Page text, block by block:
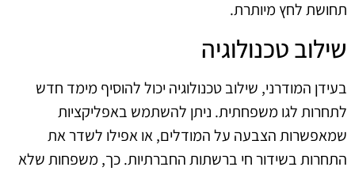
תחושת לחץ מיותרת.
שילוב טכנולוגיה
בעידן המודרני, שילוב טכנולוגיה יכול להוסיף מימד חדש
לתחרות לגו משפחתית. ניתן להשתמש באפליקציות
שמאפשרות הצבעה על המודלים, או אפילו לשדר את
התחרות בשידור חי ברשתות החברתיות. כך, משפחות שלא